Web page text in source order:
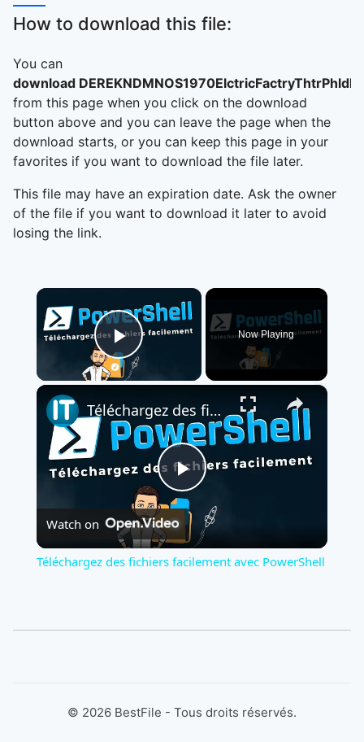
How to download this file:
You can
download
from this page when you click on the download
button above and you can leave the page when the
download starts, or you can keep this page in your
favorites if you want to download the file later.
This file may have an expiration date. Ask the owner
of the file if you want to download it later to avoid
losing the link.
×
Play Video
Now Playing
×
Play
Video
Téléchargez des fichiers facilement avec PowerShell
Watch on
Téléchargez des fichiers facilement avec PowerShell
© 2026 BestFile - Tous droits réservés.